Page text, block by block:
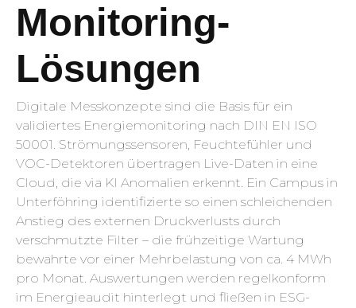
Monitoring-
Lösungen
Digitale Messkonzepte sind die Basis für ein
validiertes Energiemonitoring nach DIN EN ISO
50001. Strömungssensoren, Feuchtefühler und
VOC-Detektoren übertragen Live-Daten in eine
Cloud, die via KI Anomalien erkennt. Ein Campus in
Unterföhring identifizierte so einen schleichenden
Anstieg des externen Druckverlusts durch
verschmutzte Filter – die frühzeitige Wartung
bewahrte vor einer Mehrbelastung von ca. 4 MWh
pro Monat. Auswertungen werden regelkonform
im Energieaudit hinterlegt und fließen in ESG-